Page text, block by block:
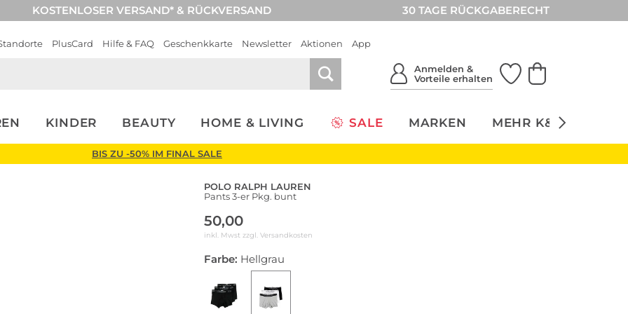
KOSTENLOSER VERSAND* & RÜCKVERSAND 30 TAGE RÜCKGABERECHT
PlusCard Hilfe & FAQ Geschenkkarte Newsletter Aktionen App
Anmelden &
Vorteile erhalten
KINDER BEAUTY HOME & LIVING SALE MARKEN MEHR K&Ö
BIS ZU -50% IM FINAL SALE
POLO RALPH LAUREN
Pants 3-er Pkg. bunt
50,00
inkl. Mwst zzgl. Versandkosten
Farbe: Hellgrau